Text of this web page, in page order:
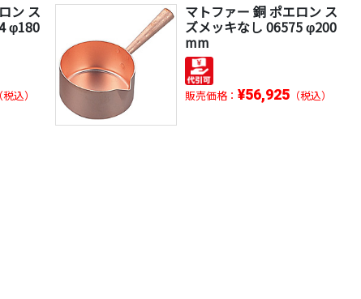
ン ス
φ180
（税込）
マトファー 銅 ポエロン ス
ズメッキなし 06575 φ200
mm
販売価格： ¥56,925（税込）